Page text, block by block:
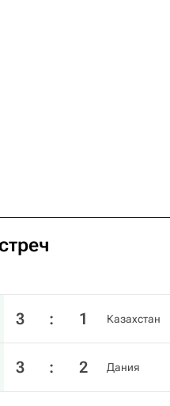
3 : 1 Казахстан
3 : 2 Дания